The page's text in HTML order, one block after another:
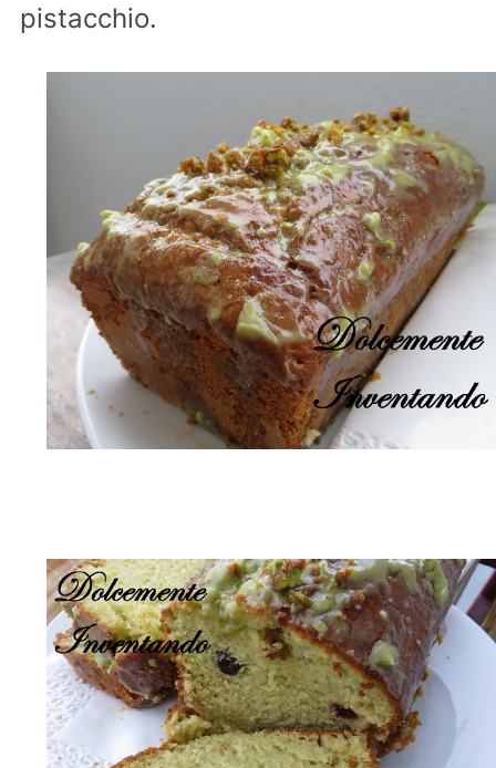
pistacchio.